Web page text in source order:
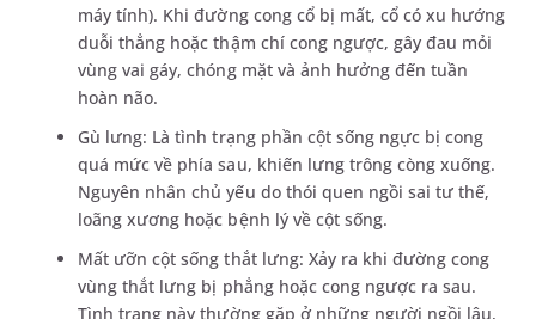
máy tính). Khi đường cong cổ bị mất, cổ có xu hướng
duỗi thẳng hoặc thậm chí cong ngược, gây đau mỏi
vùng vai gáy, chóng mặt và ảnh hưởng đến tuần
hoàn não.
Gù lưng: Là tình trạng phần cột sống ngực bị cong
quá mức về phía sau, khiến lưng trông còng xuống.
Nguyên nhân chủ yếu do thói quen ngồi sai tư thế,
loãng xương hoặc bệnh lý về cột sống.
Mất ưỡn cột sống thắt lưng: Xảy ra khi đường cong
vùng thắt lưng bị phẳng hoặc cong ngược ra sau.
Tình trạng này thường gặp ở những người ngồi lâu,